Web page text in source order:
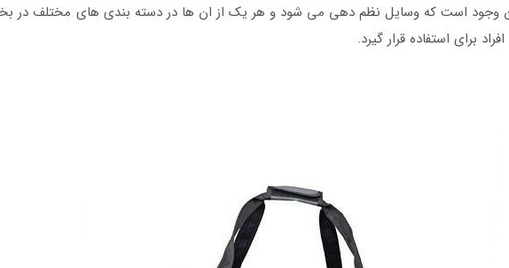
این وجود است که وسایل نظم دهی می شود و هر یک از ان ها در دسته بندی های مختلف
برای استفاده قرار گیرد.